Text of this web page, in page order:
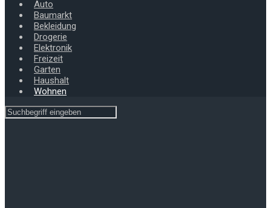
Auto
Baumarkt
Bekleidung
Drogerie
Elektronik
Freizeit
Garten
Haushalt
Wohnen